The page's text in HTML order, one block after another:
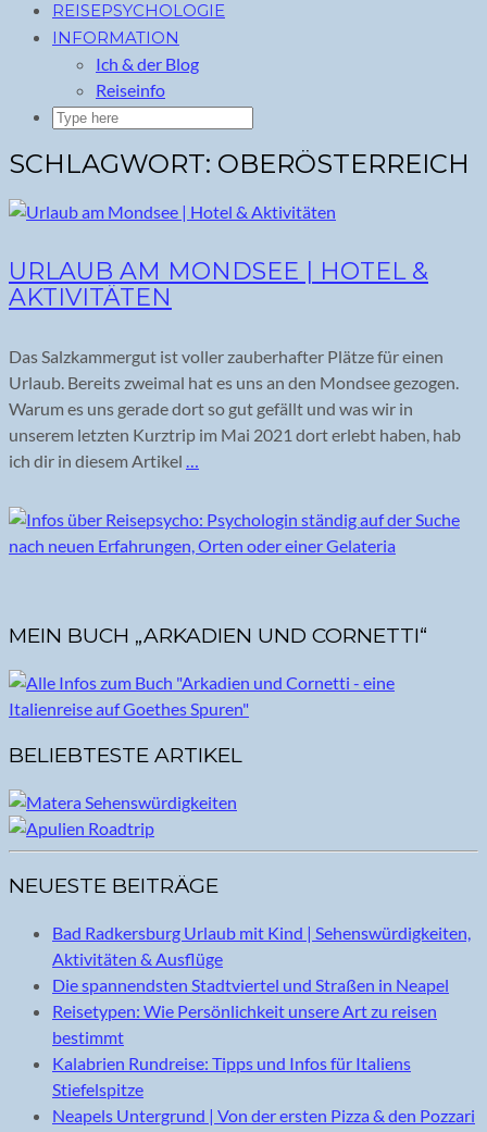
REISEPSYCHOLOGIE
INFORMATION
Ich & der Blog
Reiseinfo
SCHLAGWORT: OBERÖSTERREICH
URLAUB AM MONDSEE | HOTEL &
AKTIVITÄTEN
Das Salzkammergut ist voller zauberhafter Plätze für einen
Urlaub. Bereits zweimal hat es uns an den Mondsee gezogen.
Warum es uns gerade dort so gut gefällt und was wir in
unserem letzten Kurztrip im Mai 2021 dort erlebt haben, hab
ich dir in diesem Artikel
MEIN BUCH „ARKADIEN UND CORNETTI“
BELIEBTESTE ARTIKEL
NEUESTE BEITRÄGE
Bad Radkersburg Urlaub mit Kind | Sehenswürdigkeiten,
Aktivitäten & Ausflüge
Die spannendsten Stadtviertel und Straßen in Neapel
Reisetypen: Wie Persönlichkeit unsere Art zu reisen
bestimmt
Kalabrien Rundreise: Tipps und Infos für Italiens
Stiefelspitze
Neapels Untergrund | Von der ersten Pizza & den Pozzari